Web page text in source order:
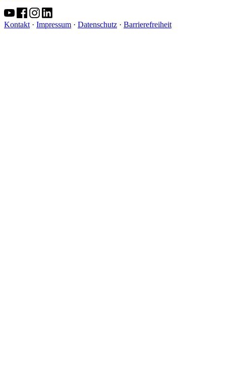
Kontakt · Impressum · Datenschutz · Barrierefreiheit